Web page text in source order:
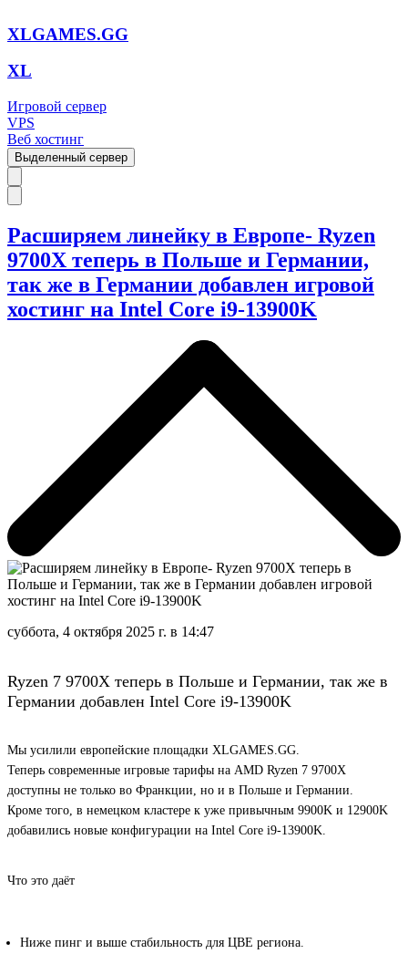
XLGAMES.GG
XL
Игровой сервер
VPS
Веб хостинг
Выделенный сервер
Расширяем линейку в Европе- Ryzen
9700X теперь в Польше и Германии,
так же в Германии добавлен игровой
хостинг на Intel Core i9-13900K
суббота, 4 октября 2025 г. в 14:47
Ryzen 7 9700X теперь в Польше и Германии, так же в
Германии добавлен Intel Core i9-13900K
Мы усилили европейские площадки XLGAMES.GG.
Теперь современные игровые тарифы на AMD Ryzen 7 9700X
доступны не только во Франкции, но и в Польше и Германии.
Кроме того, в немецком кластере к уже привычным 9900K и 12900K
добавились новые конфигурации на Intel Core i9-13900K.
Что это даёт
Ниже пинг и выше стабильность для ЦВЕ региона.